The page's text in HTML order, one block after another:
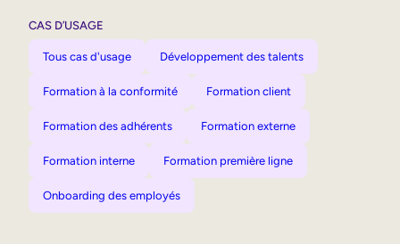
CAS D’USAGE
Tous cas d'usage Développement des talents
Formation à la conformité Formation client
Formation des adhérents Formation externe
Formation interne Formation première ligne
Onboarding des employés